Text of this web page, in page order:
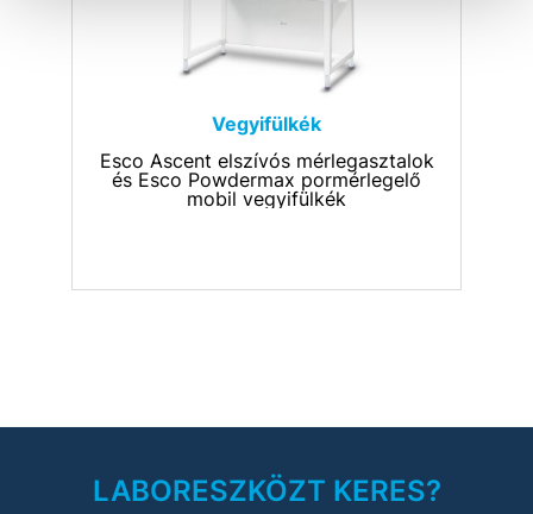
energiatakarékos funkciókkal
tervezték. Az optimális teljesítmény
garantálása érdekében a
készülékeket 2 szabvány - az EN
12469:2000 és NSF 49 - szerint
Vegyifülkék
Esco Ascent elszívós mérlegasztalok
és Esco Powdermax pormérlegelő
mobil vegyifülkék
LABORESZKÖZT KERES?